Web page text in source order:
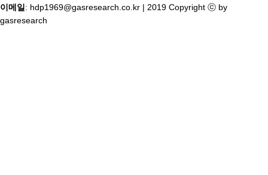
이메일 : hdp1969@gasresearch.co.kr | 2019 Copyright ⓒ by
gasresearch